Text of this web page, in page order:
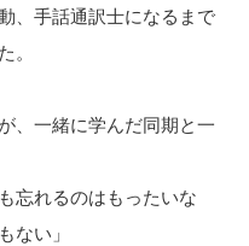
、手話通訳士になるまで
。
、一緒に学んだ同期と一
忘れるのはもったいな
ない」